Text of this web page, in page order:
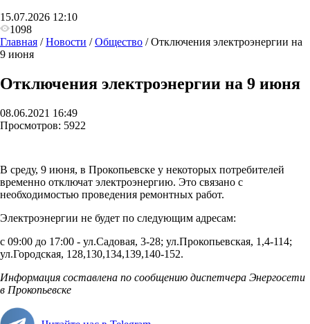
15.07.2026 12:10
1098
Главная /Новости /Общество /Отключения электроэнергии на
9 июня
Отключения электроэнергии на 9 июня
08.06.2021 16:49
Просмотров: 5922
В среду, 9 июня, в Прокопьевске у некоторых потребителей
временно отключат электроэнергию. Это связано с
необходимостью проведения ремонтных работ.
Электроэнергии не будет по следующим адресам:
с 09:00 до 17:00 - ул.Садовая, 3-28; ул.Прокопьевская, 1,4-114;
ул.Городская, 128,130,134,139,140-152.
Информация составлена по сообщению диспетчера Энергосети
в Прокопьевске